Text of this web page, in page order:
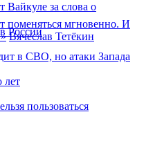
Вайкуле за слова о
России
в СВО, но атаки Запада
лет
пользоваться
поменяться мгновенно. И
» Вячеслав Тетёкин